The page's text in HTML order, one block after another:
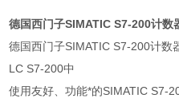
德国西门子SIMATIC S7-200计数
德国西门子SIMATIC S7-200计数
LC S7-200中
使用友好、功能*的SIMATIC S7-